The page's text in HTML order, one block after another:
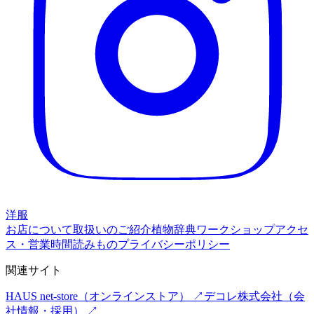
洋服
お店について取扱いのご紹介植物辞典ワークショップアクセ
ス・営業時間読みものプライバシーポリシー
関連サイト
HAUS net-store （オンラインストア） ↗ デコレ株式会社 （会
社情報・採用） ↗